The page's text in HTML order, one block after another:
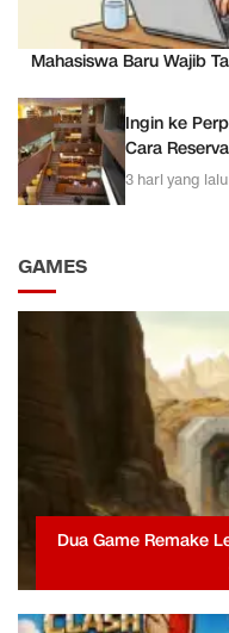
Mahasiswa Baru Wajib
Ingin ke
Cara
3 hari yang lalu
GAMES
Dua Game Remake